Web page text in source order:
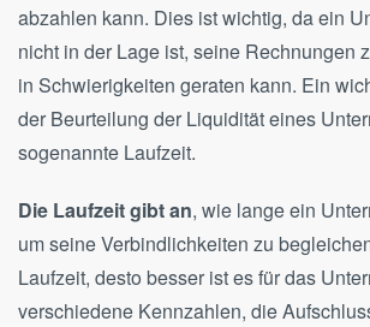
abzahlen kann. Dies ist wichtig, da ein
nicht in der Lage ist, seine Rechnungen
in Schwierigkeiten geraten kann. Ein
der Beurteilung der Liquidität eines
sogenannte Laufzeit.
Die Laufzeit gibt an, wie lange ein
um seine Verbindlichkeiten zu
Laufzeit, desto besser ist es für das
verschiedene Kennzahlen, die